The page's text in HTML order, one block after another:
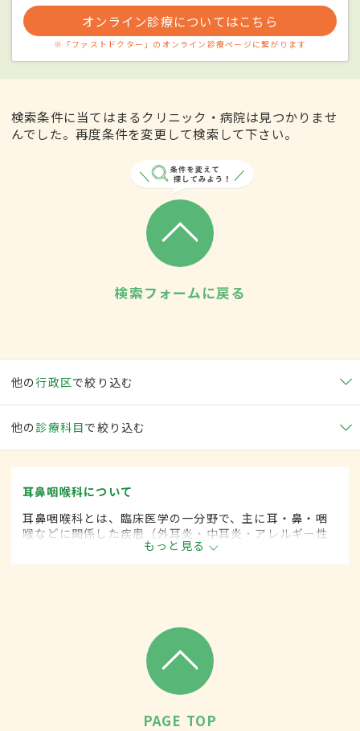
オンライン診療についてはこちら
※「ファストドクター」のオンライン診療ページに繋がります
検索条件に当てはまるクリニック・病院は見つかりませ
んでした。再度条件を変更して検索して下さい。
検索フォームに戻る
他の行政区で絞り込む
他の 診療科目で絞り込む
耳鼻咽喉科について
耳鼻咽喉科とは、臨床医学の一分野で、主に耳・鼻・咽
喉などに関係した疾患（外耳炎・中耳炎・アレルギー性
鼻炎・咽頭がん・扁桃炎・喉頭がんなど）を専門的に取
り扱います。
もっと見る
PAGE TOP